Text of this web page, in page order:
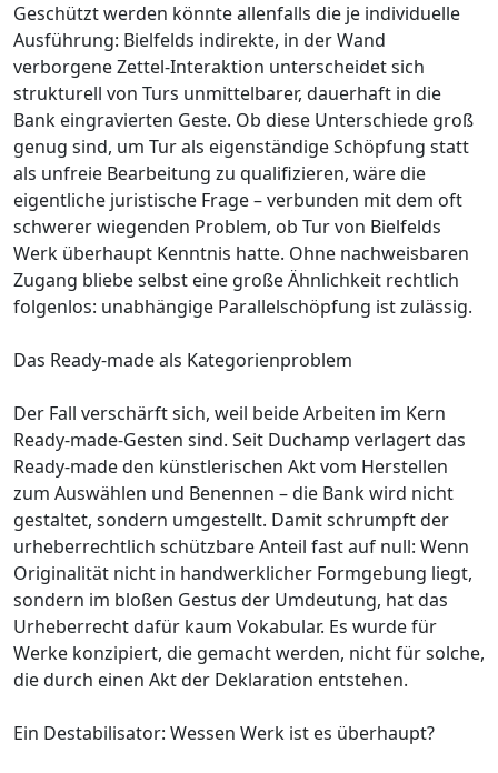
Geschützt werden könnte allenfalls die je individuelle
Ausführung: Bielfelds indirekte, in der Wand
verborgene Zettel-Interaktion unterscheidet sich
strukturell von Turs unmittelbarer, dauerhaft in die
Bank eingravierten Geste. Ob diese Unterschiede groß
genug sind, um Tur als eigenständige Schöpfung statt
als unfreie Bearbeitung zu qualifizieren, wäre die
eigentliche juristische Frage – verbunden mit dem oft
schwerer wiegenden Problem, ob Tur von Bielfelds
Werk überhaupt Kenntnis hatte. Ohne nachweisbaren
Zugang bliebe selbst eine große Ähnlichkeit rechtlich
folgenlos: unabhängige Parallelschöpfung ist zulässig.
Das Ready-made als Kategorienproblem
Der Fall verschärft sich, weil beide Arbeiten im Kern
Ready-made-Gesten sind. Seit Duchamp verlagert das
Ready-made den künstlerischen Akt vom Herstellen
zum Auswählen und Benennen – die Bank wird nicht
gestaltet, sondern umgestellt. Damit schrumpft der
urheberrechtlich schützbare Anteil fast auf null: Wenn
Originalität nicht in handwerklicher Formgebung liegt,
sondern im bloßen Gestus der Umdeutung, hat das
Urheberrecht dafür kaum Vokabular. Es wurde für
Werke konzipiert, die gemacht werden, nicht für solche,
die durch einen Akt der Deklaration entstehen.
Ein Destabilisator: Wessen Werk ist es überhaupt?